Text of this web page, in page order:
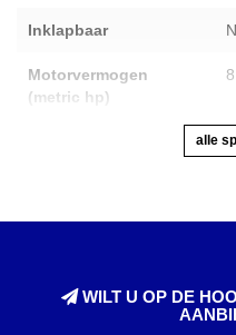
Inklapbaar
Motorvermogen
(metric hp)
alle
WILT U OP DE